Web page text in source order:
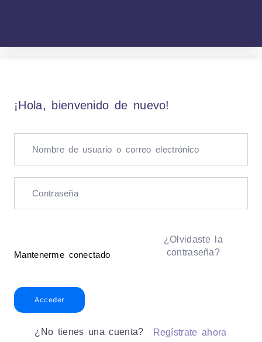
¡Hola, bienvenido de nuevo!
Mantenerme conectado
¿Olvidaste la
contraseña?
Acceder
¿No tienes una cuenta? Regístrate ahora